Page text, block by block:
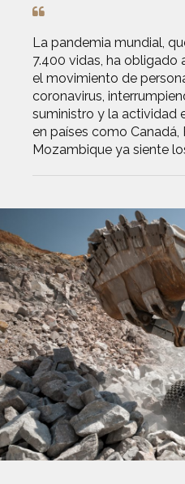
La pandemia mundial,
7.400 vidas, ha obligado
el movimiento de
coronavirus,
suministro y la actividad
en países como Canadá,
Mozambique ya siente